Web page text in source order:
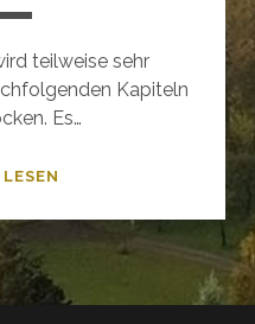
teilweise sehr
Kapiteln
Es…
AI